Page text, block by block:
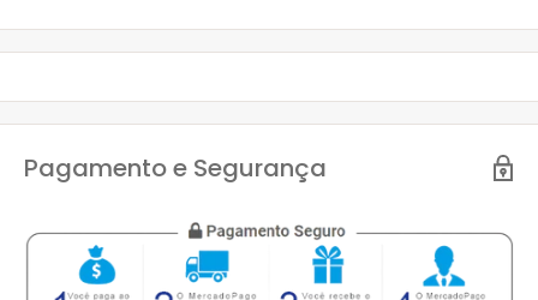
Pagamento e Segurança